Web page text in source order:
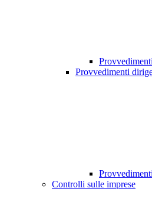
Provvedimenti
Controlli sulle imprese